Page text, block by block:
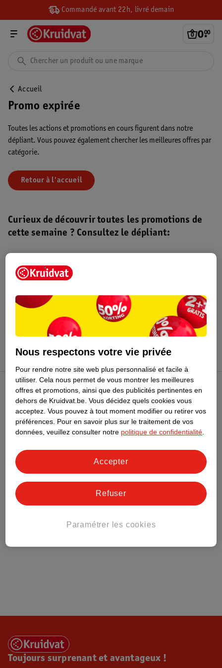
Commandé avant 22h, livré demain
0.
00
Accueil
Promo expirée
Toutes les actions et promotions en cours figurent dans notre
dépliant. Vous pouvez également chercher les meilleures offres par
catégorie.
Retour à l'accueil
Curieux de découvrir toutes les promotions de
cette semaine ? Consultez le dépliant:
Dépliant Kruidvat
Profitez-en
Club Kruidvat
Service Clientèle
Tout sur Kruidvat
Toujours surprenant et avantageux !
Nous respectons votre vie privée
Pour rendre notre site web plus personnalisé et facile à
utiliser. Cela nous permet de vous montrer les meilleures
offres et promotions, ainsi que des publicités pertinentes en
dehors de Kruidvat.be. Vous décidez quels cookies vous
acceptez. Vous pouvez à tout moment modifier ou retirer vos
préférences. Pour en savoir plus sur le traitement de vos
données, veuillez consulter notre politique de confidentialité.
Paramétrer les cookies
Refuser
Accepter